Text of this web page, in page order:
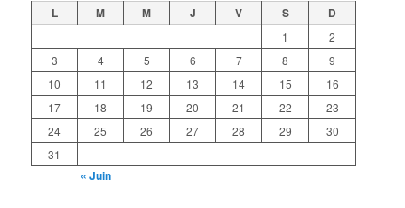
L M M J V S D
1
2
3
4 5 6 7 8
9
10
11 12 13 14 15
16
17
18 19 20 21 22
23
24
25 26 27 28 29
30
31
« Juin